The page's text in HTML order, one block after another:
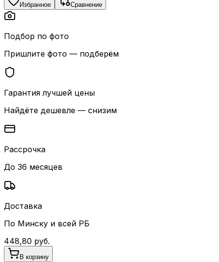
Избранное Сравнение
Подбор по фото
Пришлите фото — подберём
Гарантия лучшей цены
Найдёте дешевле — снизим
Рассрочка
До 36 месяцев
Доставка
По Минску и всей РБ
448,80 руб.
В корзину